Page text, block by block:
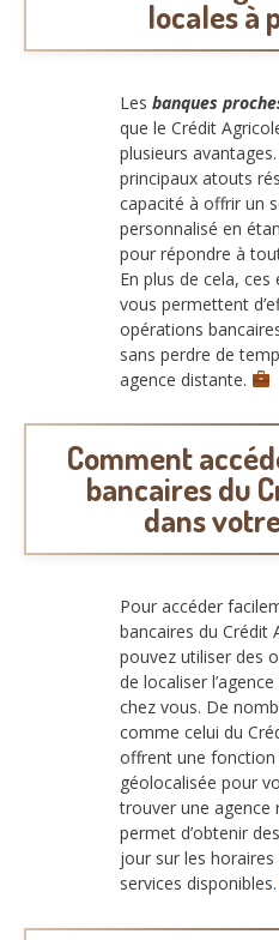
locales à
Les banques
que le Crédit
plusieurs avantages.
principaux atouts
capacité à offrir un
personnalisé en
pour répondre à
En plus de cela,
vous permettent
opérations
sans perdre de
agence distante.
Comment
bancaires du
dans
Pour accéder
bancaires du Crédit
pouvez utiliser des
de localiser
chez vous. De
comme celui du
offrent une fonction
géolocalisée pour
trouver une agence
permet d’obtenir
jour sur les horaires
services disponibles.